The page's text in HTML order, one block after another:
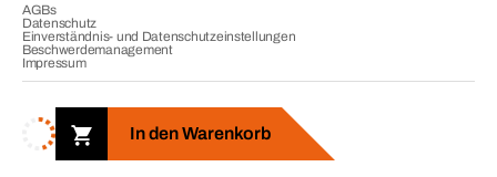
In den Warenkorb
Copyright © 2026. BTI Befestigungstechnik GmbH & Co. KG. Alle
Rechte vorbehalten. Verkauf nur an Unternehmer, Gewerbetreibende,
Freiberufler und öffentliche Institutionen.
AGBs
Datenschutz
Einverständnis- und Datenschutzeinstellungen
Beschwerdemanagement
Impressum